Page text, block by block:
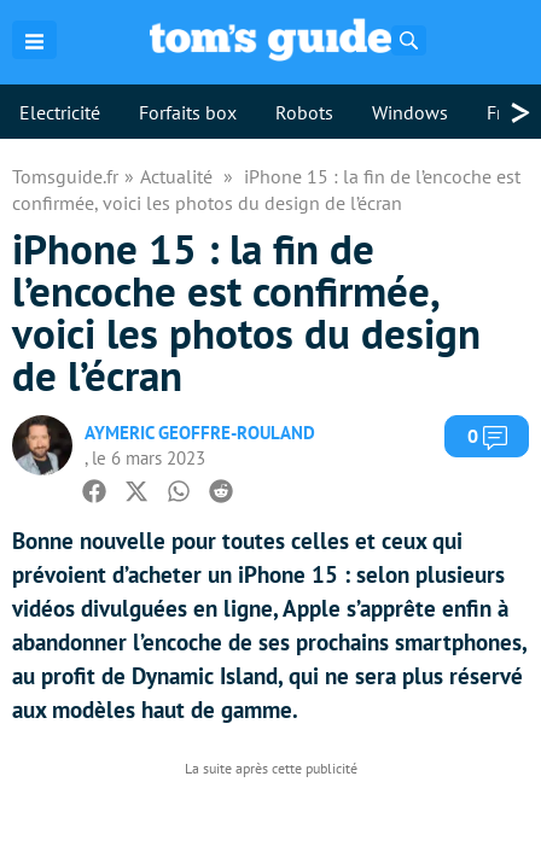
Electricité Forfaits box Robots Windows >
Tomsguide.fr Actualité
iPhone 15 : la fin de l’encoche est
confirmée, voici les photos du design de l’écran
iPhone 15 : la fin de
l’encoche est confirmée,
voici les photos du design
de l’écran
AYMERIC GEOFFRE-ROULAND
, le 6 mars 2023
0
Facebook
TwitterWhatsapp
Reddit
Bonne nouvelle pour toutes celles et ceux qui
prévoient d’acheter un iPhone 15 : selon plusieurs
vidéos divulguées en ligne, Apple s’apprête enfin à
abandonner l’encoche de ses prochains smartphones,
au profit de Dynamic Island, qui ne sera plus réservé
aux modèles haut de gamme.